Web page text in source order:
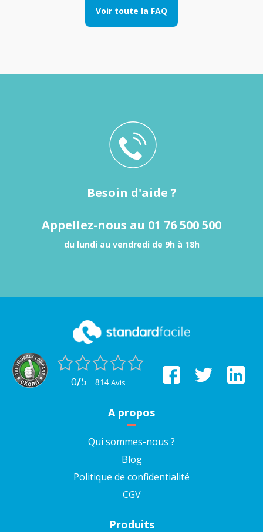
Voir toute la FAQ
Besoin d'aide ?
Appellez-nous au 01 76 500 500
du lundi au vendredi de 9h à 18h
0/5 814 avis
A propos
Qui sommes-nous ?
Blog
Politique de confidentialité
CGV
Produits